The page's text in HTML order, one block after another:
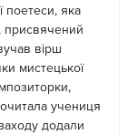
поетеси, яка
присвячений
вірш
мистецької
учениця
додали